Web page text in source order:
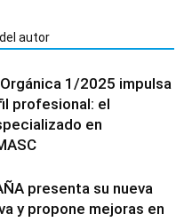
autor
1/2025 impulsa
profesional: el
en
presenta su nueva
y propone mejoras en